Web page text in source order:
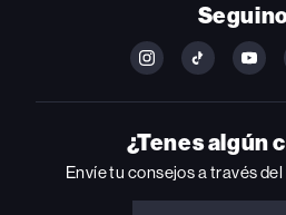
FOLLOW
ON
INSTAGRAM
FOLLOW
ON
YOUTUBE
ON
¿Tenes algún
Envíe tu consejos a través